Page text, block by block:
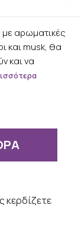
αρωματικές
και musk, θα
και να
κερδίζετε